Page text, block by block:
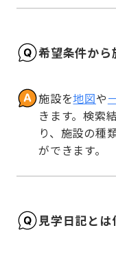
希望条件から
施設を地図や
きます。検索
り、施設の種
ができます。
見学日記とは